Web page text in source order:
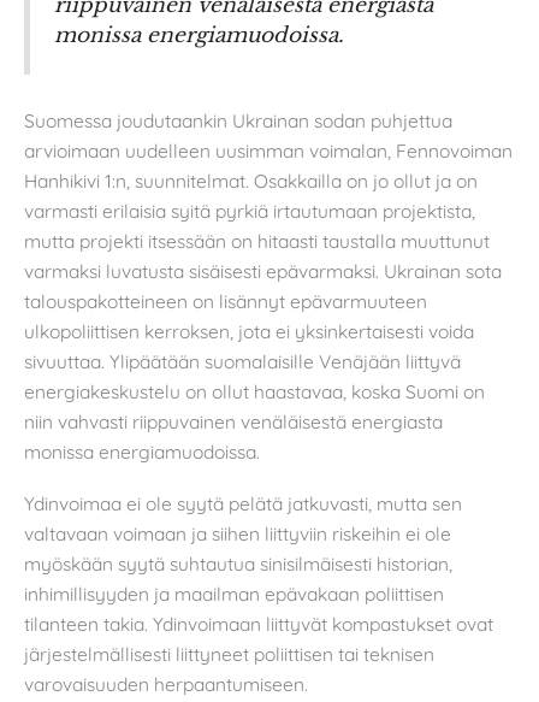
monissa energiamuodoissa.
Suomessa joudutaankin Ukrainan sodan puhjettua
arvioimaan uudelleen uusimman voimalan, Fennovoiman
Hanhikivi 1:n, suunnitelmat. Osakkailla on jo ollut ja on
varmasti erilaisia syitä pyrkiä irtautumaan projektista,
mutta projekti itsessään on hitaasti taustalla muuttunut
varmaksi luvatusta sisäisesti epävarmaksi. Ukrainan sota
talouspakotteineen on lisännyt epävarmuuteen
ulkopoliittisen kerroksen, jota ei yksinkertaisesti voida
sivuuttaa. Ylipäätään suomalaisille Venäjään liittyvä
energiakeskustelu on ollut haastavaa, koska Suomi on
niin vahvasti riippuvainen venäläisestä energiasta
monissa energiamuodoissa.
Ydinvoimaa ei ole syytä pelätä jatkuvasti, mutta sen
valtavaan voimaan ja siihen liittyviin riskeihin ei ole
myöskään syytä suhtautua sinisilmäisesti historian,
inhimillisyyden ja maailman epävakaan poliittisen
tilanteen takia. Ydinvoimaan liittyvät kompastukset ovat
järjestelmällisesti liittyneet poliittisen tai teknisen
varovaisuuden herpaantumiseen.